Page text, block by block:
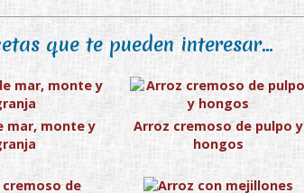
que te pueden interesar...
mar, monte y
Arroz cremoso de pulpo y
hongos